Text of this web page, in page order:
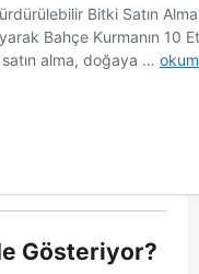
Gösteriyor?